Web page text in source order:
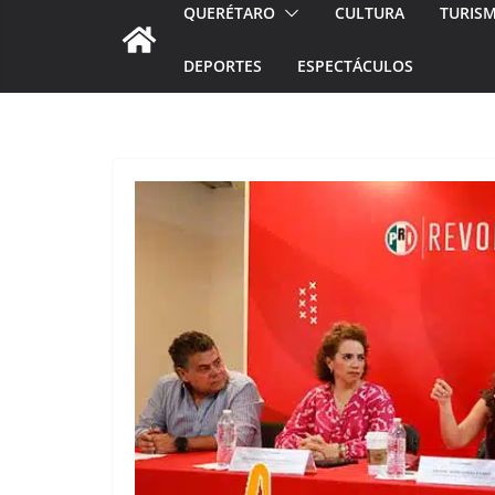
QUERÉTARO CULTURA
DEPORTES ESPECTÁCULOS